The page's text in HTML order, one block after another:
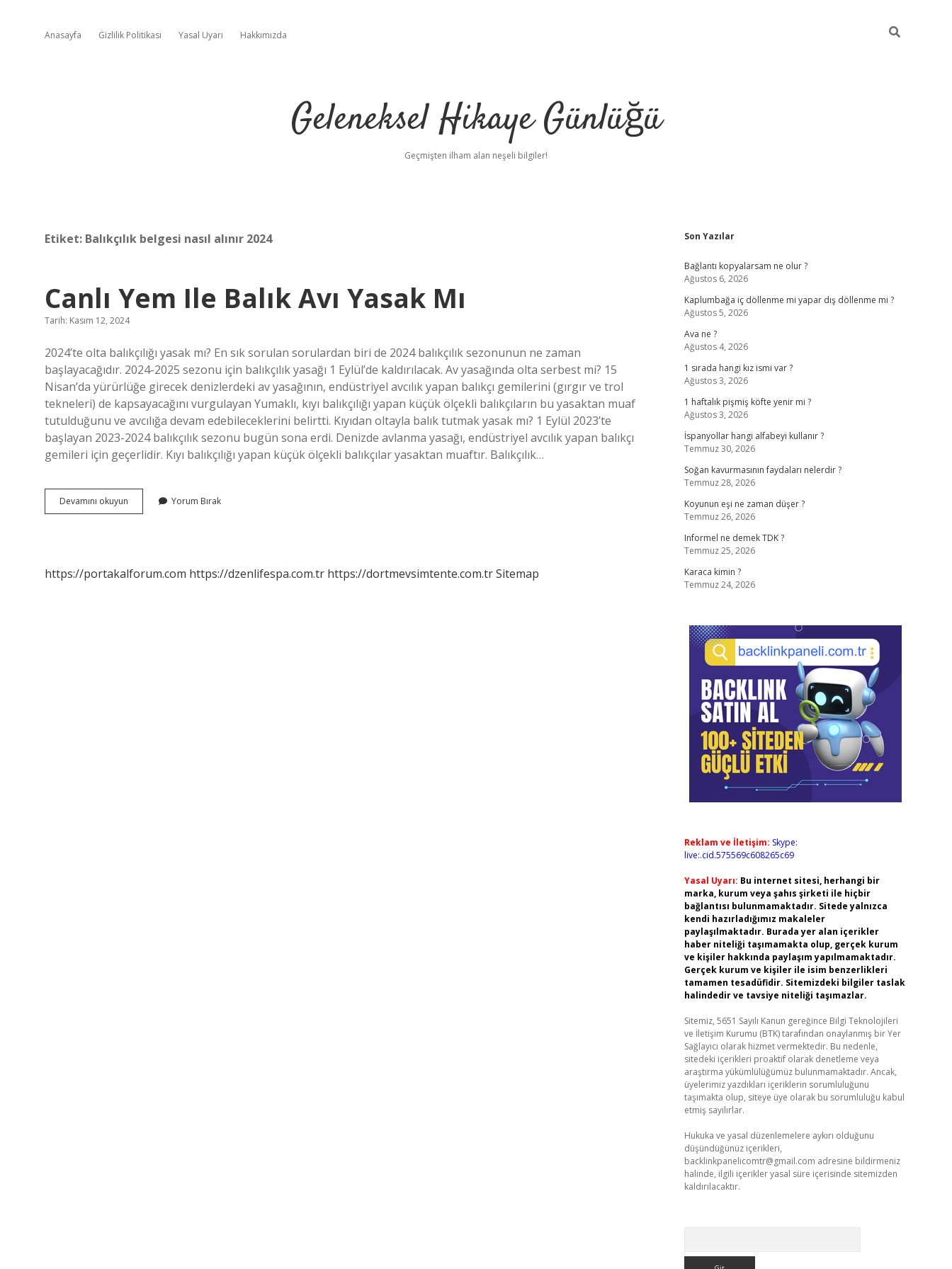
Anasayfa Gizlilik Politikası Yasal Uyarı Hakkımızda
Geleneksel Hikaye Günlüğü
Geçmişten ilham alan neşeli bilgiler!
Etiket: Balıkçılık belgesi nasıl alınır 2024
Canlı Yem Ile Balık Avı Yasak Mı
Tarih: Kasım 12, 2024
2024’te olta balıkçılığı yasak mı? En sık sorulan sorulardan biri de 2024 balıkçılık sezonunun ne zaman
başlayacağıdır. 2024-2025 sezonu için balıkçılık yasağı 1 Eylül’de kaldırılacak. Av yasağında olta serbest mi? 15
Nisan’da yürürlüğe girecek denizlerdeki av yasağının, endüstriyel avcılık yapan balıkçı gemilerini (gırgır ve trol
tekneleri) de kapsayacağını vurgulayan Yumaklı, kıyı balıkçılığı yapan küçük ölçekli balıkçıların bu yasaktan muaf
tutulduğunu ve avcılığa devam edebileceklerini belirtti. Kıyıdan oltayla balık tutmak yasak mı? 1 Eylül 2023’te
başlayan 2023-2024 balıkçılık sezonu bugün sona erdi. Denizde avlanma yasağı, endüstriyel avcılık yapan balıkçı
gemileri için geçerlidir. Kıyı balıkçılığı yapan küçük ölçekli balıkçılar yasaktan muaftır. Balıkçılık…
Devamını okuyun
Yem
Mı
Yorum Bırak
https://portakalforum.com https://dzenlifespa.com.tr https://dortmevsimtente.com.trSitemap
Sidebar
Son Yazılar
Bağlantı kopyalarsam ne olur ?
Ağustos 6, 2026
Kaplumbağa iç döllenme mi yapar dış döllenme mi ?
Ağustos 5, 2026
Ava ne ?
Ağustos 4, 2026
1 sırada hangi kız ismi var ?
Ağustos 3, 2026
1 haftalık pişmiş köfte yenir mi ?
Ağustos 3, 2026
İspanyollar hangi alfabeyi kullanır ?
Temmuz 30, 2026
Soğan kavurmasının faydaları nelerdir ?
Temmuz 28, 2026
Koyunun eşi ne zaman düşer ?
Temmuz 26, 2026
Informel ne demek TDK ?
Temmuz 25, 2026
Karaca kimin ?
Temmuz 24, 2026
Reklam ve İletişim: Skype:
live:.cid.575569c608265c69
Yasal Uyarı: Bu internet sitesi, herhangi bir
marka, kurum veya şahıs şirketi ile hiçbir
bağlantısı bulunmamaktadır. Sitede yalnızca
kendi hazırladığımız makaleler
paylaşılmaktadır. Burada yer alan içerikler
haber niteliği taşımamakta olup, gerçek kurum
ve kişiler hakkında paylaşım yapılmamaktadır.
Gerçek kurum ve kişiler ile isim benzerlikleri
tamamen tesadüfidir. Sitemizdeki bilgiler taslak
halindedir ve tavsiye niteliği taşımazlar.
Sitemiz, 5651 Sayılı Kanun gereğince Bilgi Teknolojileri
ve İletişim Kurumu (BTK) tarafından onaylanmış bir Yer
Sağlayıcı olarak hizmet vermektedir. Bu nedenle,
sitedeki içerikleri proaktif olarak denetleme veya
araştırma yükümlülüğümüz bulunmamaktadır. Ancak,
üyelerimiz yazdıkları içeriklerin sorumluluğunu
taşımakta olup, siteye üye olarak bu sorumluluğu kabul
etmiş sayılırlar.
Hukuka ve yasal düzenlemelere aykırı olduğunu
düşündüğünüz içerikleri,
backlinkpanelicomtr@gmail.com adresine bildirmeniz
halinde, ilgili içerikler yasal süre içerisinde sitemizden
kaldırılacaktır.